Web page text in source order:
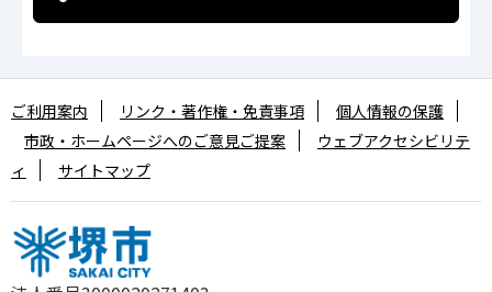
ご利用案内 リンク・著作権・免責事項
個人情報の保護
市政・ホームページへのご意見ご提案
ウェブアクセシビリテ
ィ
サイトマップ